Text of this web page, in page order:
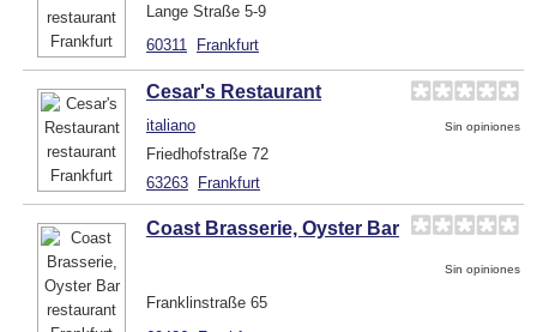
Lange Straße 5-9
60311
Frankfurt
Cesar's Restaurant
italiano Sin opiniones
Friedhofstraße 72
63263 Frankfurt
Coast Brasserie, Oyster Bar
Sin opiniones
Franklinstraße 65